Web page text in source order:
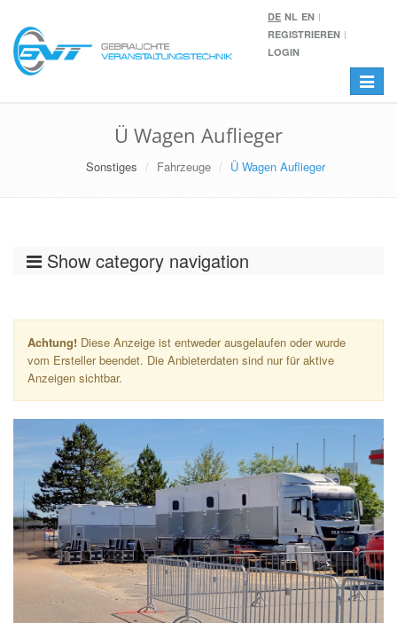
DE NL EN
REGISTRIEREN
LOGIN
Toggle
Ü Wagen Auflieger
Sonstiges Fahrzeuge Ü Wagen Auflieger
Show category navigation
Achtung! Diese Anzeige ist entweder ausgelaufen oder wurde
vom Ersteller beendet. Die Anbieterdaten sind nur für aktive
Anzeigen sichtbar.